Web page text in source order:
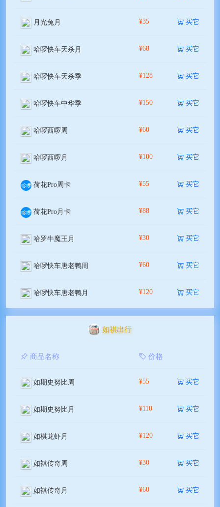
月光兔月 ¥35 买它
哈啰快车天杀月 ¥68 买它
哈啰快车天杀季 ¥128 买它
哈啰快车中华季 ¥150 买它
哈啰西啰周 ¥60 买它
哈啰西啰月 ¥100 买它
荷花Pro周卡 ¥55 买它
荷花Pro月卡 ¥88 买它
哈罗牛魔王月 ¥30 买它
哈啰快车唐老鸭周 ¥60 买它
哈啰快车唐老鸭月 ¥120 买它
如祺出行
商品名称 价格
如期史努比周 ¥55 买它
如期史努比月 ¥110 买它
如棋龙虾月 ¥120 买它
如褀传奇周 ¥30 买它
如褀传奇月 ¥60 买它